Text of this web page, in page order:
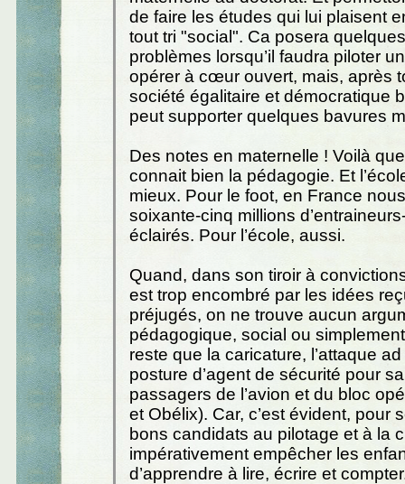
de faire les études qui lui plaisent
tout tri "social". Ca posera
problèmes lorsqu’il faudra piloter
opérer à cœur ouvert, mais, après
société égalitaire et démocratique
peut supporter quelques bavures
Des notes en maternelle ! Voilà
connait bien la pédagogie. Et
mieux. Pour le foot, en France
soixante-cinq millions
éclairés. Pour l’école, aussi.
Quand, dans son tiroir à
est trop encombré par les idées
préjugés, on ne trouve aucun
pédagogique, social ou
reste que la caricature, l’attaque
posture d’agent de sécurité pour
passagers de l’avion et du bloc
et Obélix). Car, c’est évident, pour
bons candidats au pilotage et à la
impérativement empêcher les
d’apprendre à lire, écrire et